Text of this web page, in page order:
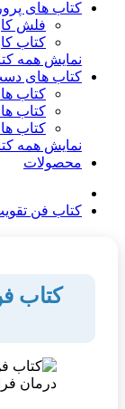
کتاب های
فلش
کتاب
نمایش همه
کتاب های
کتاب
کتاب
کتاب
نمایش همه
محصولات
کتاب فن
کتاب